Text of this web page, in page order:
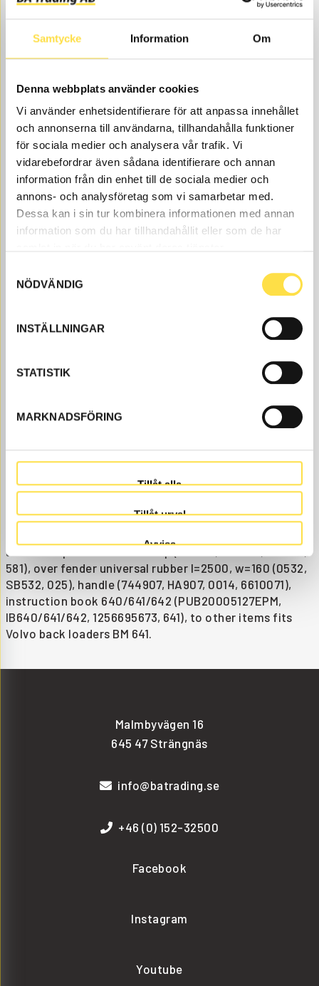
Samtycke Information Om
Denna webbplats använder cookies
Vi använder enhetsidentifierare för att anpassa innehållet
och annonserna till användarna, tillhandahålla funktioner
för sociala medier och analysera vår trafik. Vi
vidarebefordrar även sådana identifierare och annan
information från din enhet till de sociala medier och
annons- och analysföretag som vi samarbetar med.
Dessa kan i sin tur kombinera informationen med annan
information som du har tillhandahållit eller som de har
NÖDVÄNDIG
INSTÄLLNINGAR
STATISTIK
MARKNADSFÖRING
Tillåt alla
Tillåt urval
Avvisa
INSTRUCTION BOOK 640/641/642
Åtgår1
Price, VAT excl.
825.00
Order item, 1-2 days NEEDED
BUY
HANDLE
Åtgår1
1 310.00 BUY
parts here at BA Trading. Our parts to back loaders BM
both as originals and non-original parts. We have parts
and these parts like door stop (795581, CH5581, 012601,
581), over fender universal rubber l=2500, w=160 (0532,
SB532, 025), handle (744907, HA907, 0014, 6610071),
instruction book 640/641/642 (PUB20005127EPM,
IB640/641/642, 1256695673, 641), to other items fits
Volvo back loaders BM 641.
Malmbyvägen 16
645 47 Strängnäs
info@batrading.se
+46 (0) 152-32500
Facebook
Instagram
Youtube